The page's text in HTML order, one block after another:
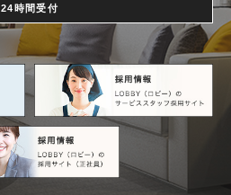
24時間受付